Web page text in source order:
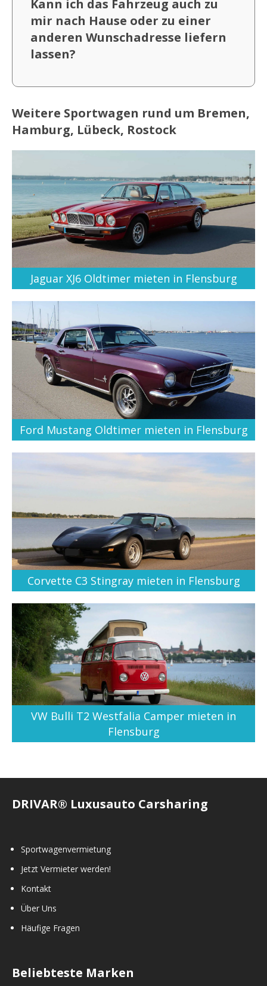
Kann ich das Fahrzeug auch zu
mir nach Hause oder zu einer
anderen Wunschadresse liefern
lassen?
Weitere Sportwagen rund um Bremen,
Hamburg, Lübeck, Rostock
Jaguar XJ6 Oldtimer mieten in Flensburg
Ford Mustang Oldtimer mieten in Flensburg
Corvette C3 Stingray mieten in Flensburg
VW Bulli T2 Westfalia Camper mieten in
Flensburg
DRIVAR® Luxusauto Carsharing
Sportwagenvermietung
Jetzt Vermieter werden!
Kontakt
Über Uns
Häufige Fragen
Beliebteste Marken